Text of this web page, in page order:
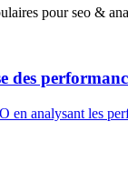
pourseo &
des
en analysant les